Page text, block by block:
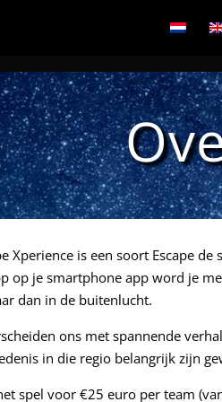
Xperience is een soort Escape
op je smartphone app word je
dan in de buitenlucht.
ons met spannende
in die regio belangrijk zijn
spel voor €25 euro per team